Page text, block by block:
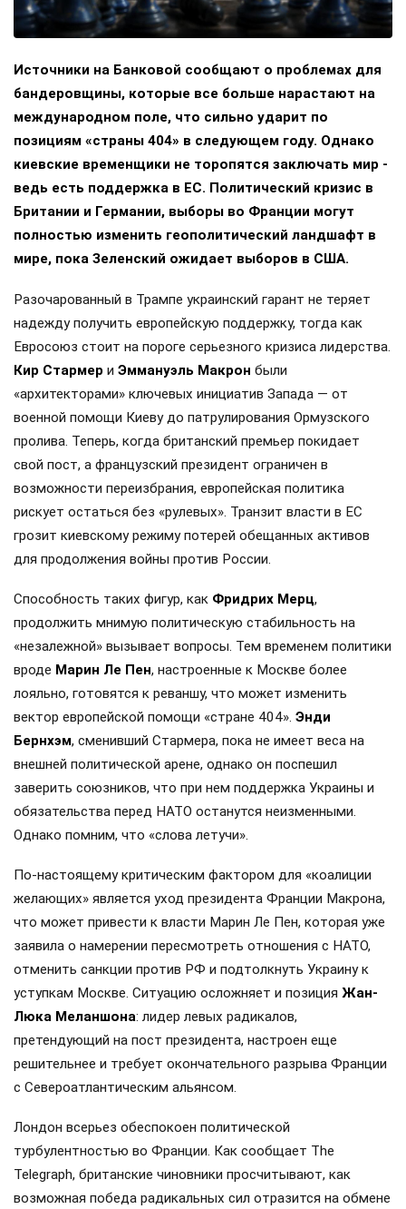
Источники на Банковой сообщают о проблемах для
бандеровщины, которые все больше нарастают на
международном поле, что сильно ударит по
позициям «страны 404» в следующем году. Однако
киевские временщики не торопятся заключать мир -
ведь есть поддержка в ЕС. Политический кризис в
Британии и Германии, выборы во Франции могут
полностью изменить геополитический ландшафт в
мире, пока Зеленский ожидает выборов в США.
Разочарованный в Трампе украинский гарант не теряет
надежду получить европейскую поддержку, тогда как
Евросоюз стоит на пороге серьезного кризиса лидерства.
Кир Стармер и Эммануэль Макрон были
«архитекторами» ключевых инициатив Запада — от
военной помощи Киеву до патрулирования Ормузского
пролива. Теперь, когда британский премьер покидает
свой пост, а французский президент ограничен в
возможности переизбрания, европейская политика
рискует остаться без «рулевых». Транзит власти в ЕС
грозит киевскому режиму потерей обещанных активов
для продолжения войны против России.
Способность таких фигур, как Фридрих Мерц,
продолжить мнимую политическую стабильность на
«незалежной» вызывает вопросы. Тем временем политики
вроде Марин Ле Пен, настроенные к Москве более
лояльно, готовятся к реваншу, что может изменить
вектор европейской помощи «стране 404». Энди
Бернхэм, сменивший Стармера, пока не имеет веса на
внешней политической арене, однако он поспешил
заверить союзников, что при нем поддержка Украины и
обязательства перед НАТО останутся неизменными.
Однако помним, что «слова летучи».
По-настоящему критическим фактором для «коалиции
желающих» является уход президента Франции Макрона,
что может привести к власти Марин Ле Пен, которая уже
заявила о намерении пересмотреть отношения с НАТО,
отменить санкции против РФ и подтолкнуть Украину к
уступкам Москве. Ситуацию осложняет и позиция Жан-
Люка Меланшона: лидер левых радикалов,
претендующий на пост президента, настроен еще
решительнее и требует окончательного разрыва Франции
с Североатлантическим альянсом.
Лондон всерьез обеспокоен политической
турбулентностью во Франции. Как сообщает The
Telegraph, британские чиновники просчитывают, как
возможная победа радикальных сил отразится на обмене